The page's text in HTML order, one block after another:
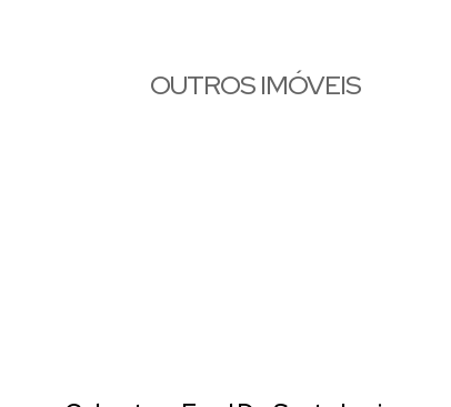
OUTROS IMÓVEIS